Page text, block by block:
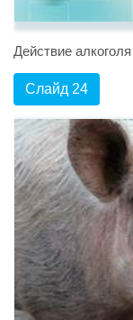
Действие алкоголя
Слайд 24